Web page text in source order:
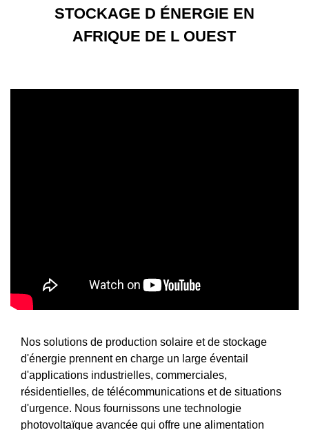
STOCKAGE D ÉNERGIE EN
AFRIQUE DE L OUEST
Nos solutions de production solaire et de stockage
d'énergie prennent en charge un large éventail
d'applications industrielles, commerciales,
résidentielles, de télécommunications et de situations
d'urgence. Nous fournissons une technologie
photovoltaïque avancée qui offre une alimentation